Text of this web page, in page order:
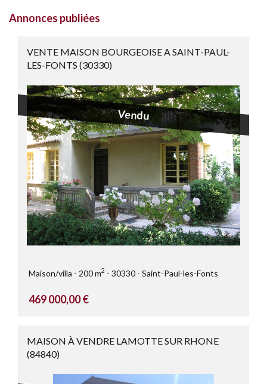
Annonces publiées
VENTE MAISON BOURGEOISE A SAINT-PAUL-
LES-FONTS (30330)
Vendu
Maison/villa 200 m2 30330 Saint-Paul-les-Fonts
469 000,00 €
MAISON À VENDRE LAMOTTE SUR RHONE
(84840)